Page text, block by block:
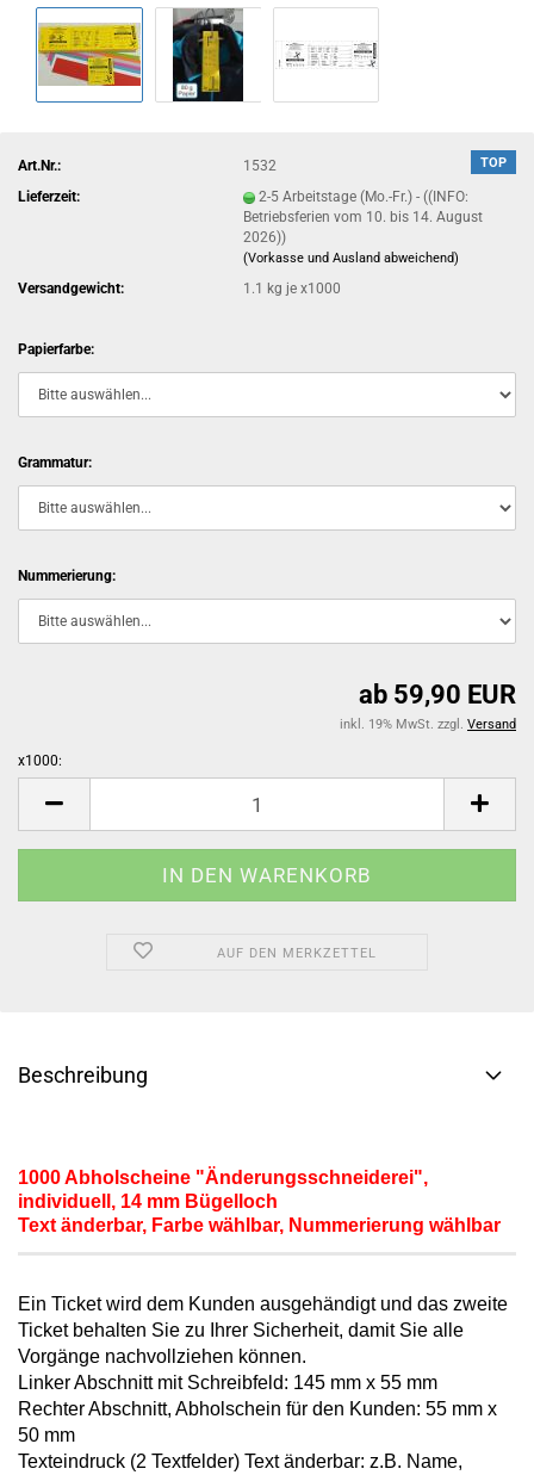
TOP
Art.Nr.:
1532
Lieferzeit:
2-5 Arbeitstage (Mo.-Fr.) - ((INFO:
Betriebsferien vom 10. bis 14. August
2026))
(Vorkasse und Ausland abweichend)
Versandgewicht: 1.1 kg je x1000
Papierfarbe:
Grammatur:
Nummerierung:
ab 59,90 EUR
inkl. 19% MwSt. zzgl. Versand
x1000:
AUF DEN MERKZETTEL
Beschreibung
1000 Abholscheine "Änderungsschneiderei",
individuell, 14 mm Bügelloch
Text änderbar, Farbe wählbar, Nummerierung wählbar
Ein Ticket wird dem Kunden ausgehändigt und das zweite
Ticket behalten Sie zu Ihrer Sicherheit, damit Sie alle
Vorgänge nachvollziehen können.
Linker Abschnitt mit Schreibfeld: 145 mm x 55 mm
Rechter Abschnitt, Abholschein für den Kunden: 55 mm x
50 mm
Texteindruck (2 Textfelder) Text änderbar: z.B. Name,